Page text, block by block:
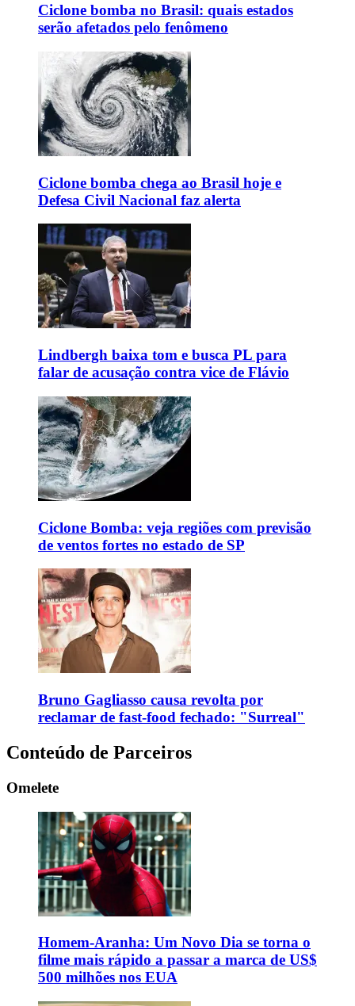
Ciclone bomba no Brasil: quais estados
serão afetados pelo fenômeno
Ciclone bomba chega ao Brasil hoje e
Defesa Civil Nacional faz alerta
Lindbergh baixa tom e busca PL para
falar de acusação contra vice de Flávio
Ciclone Bomba: veja regiões com previsão
de ventos fortes no estado de SP
Bruno Gagliasso causa revolta por
reclamar de fast-food fechado: "Surreal"
Conteúdo de Parceiros
Omelete
Homem-Aranha: Um Novo Dia se torna o
filme mais rápido a passar a marca de US$
500 milhões nos EUA